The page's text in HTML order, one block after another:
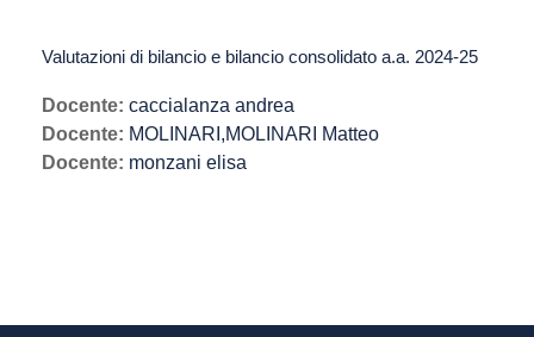
Valutazioni di bilancio e bilancio consolidato a.a. 2024-25
Docente: caccialanza andrea
Docente: MOLINARI,MOLINARI Matteo
Docente: monzani elisa